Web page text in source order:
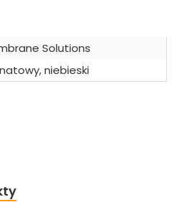
Solutions
niebieski